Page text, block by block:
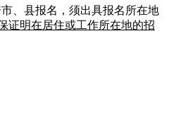
、县报名，须出具报名所在地
证明在居住或工作所在地的招